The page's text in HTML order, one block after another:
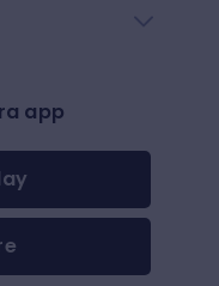
app